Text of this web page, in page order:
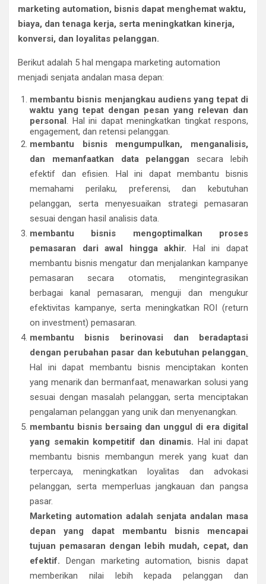
marketing automation, bisnis dapat menghemat waktu,
biaya, dan tenaga kerja, serta meningkatkan kinerja,
konversi, dan loyalitas pelanggan.
Berikut adalah 5 hal mengapa marketing automation
menjadi senjata andalan masa depan:
membantu bisnis menjangkau audiens yang tepat di
waktu yang tepat dengan pesan yang relevan dan
personal. Hal ini dapat meningkatkan tingkat respons,
engagement, dan retensi pelanggan.
membantu bisnis mengumpulkan, menganalisis,
dan memanfaatkan data pelanggan secara lebih
efektif dan efisien. Hal ini dapat membantu bisnis
memahami perilaku, preferensi, dan kebutuhan
pelanggan, serta menyesuaikan strategi pemasaran
sesuai dengan hasil analisis data.
membantu bisnis mengoptimalkan proses
pemasaran dari awal hingga akhir. Hal ini dapat
membantu bisnis mengatur dan menjalankan kampanye
pemasaran secara otomatis, mengintegrasikan
berbagai kanal pemasaran, menguji dan mengukur
efektivitas kampanye, serta meningkatkan ROI (return
on investment) pemasaran.
membantu bisnis berinovasi dan beradaptasi
dengan perubahan pasar dan kebutuhan pelanggan.
Hal ini dapat membantu bisnis menciptakan konten
yang menarik dan bermanfaat, menawarkan solusi yang
sesuai dengan masalah pelanggan, serta menciptakan
pengalaman pelanggan yang unik dan menyenangkan.
membantu bisnis bersaing dan unggul di era digital
yang semakin kompetitif dan dinamis. Hal ini dapat
membantu bisnis membangun merek yang kuat dan
terpercaya, meningkatkan loyalitas dan advokasi
pelanggan, serta memperluas jangkauan dan pangsa
pasar.
Marketing automation adalah senjata andalan masa
depan yang dapat membantu bisnis mencapai
tujuan pemasaran dengan lebih mudah, cepat, dan
efektif. Dengan marketing automation, bisnis dapat
memberikan nilai lebih kepada pelanggan dan